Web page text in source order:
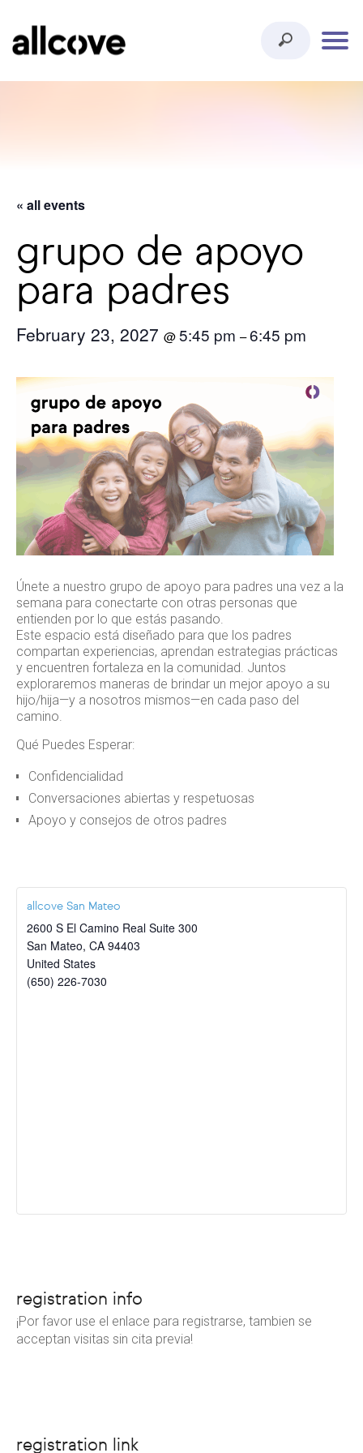
« all events
grupo de apoyo
para padres
February 23, 2027 @5:45 pm –6:45 pm
Únete a nuestro grupo de apoyo para padres una vez a la
semana para conectarte con otras personas que
entienden por lo que estás pasando.
Este espacio está diseñado para que los padres
compartan experiencias, aprendan estrategias prácticas
y encuentren fortaleza en la comunidad. Juntos
exploraremos maneras de brindar un mejor apoyo a su
hijo/hija—y a nosotros mismos—en cada paso del
camino.
Qué Puedes Esperar:
Confidencialidad
Conversaciones abiertas y respetuosas
Apoyo y consejos de otros padres
allcove San Mateo
2600 S El Camino Real Suite 300
San Mateo, CA 94403
United States
(650) 226-7030
registration info
¡Por favor use el enlace para registrarse, tambien se
acceptan visitas sin cita previa!
registration link